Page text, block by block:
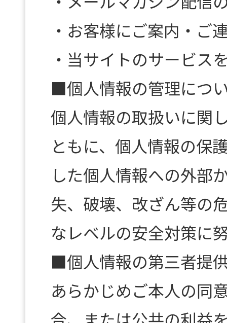
・お客様にご案内・ご
・当サイトのサービス
■個人情報の管理につ
個人情報の取扱いに関
ともに、個人情報の保
した個人情報への外部
失、破壊、改ざん等の
なレベルの安全対策に
■個人情報の第三者提
あらかじめご本人の同